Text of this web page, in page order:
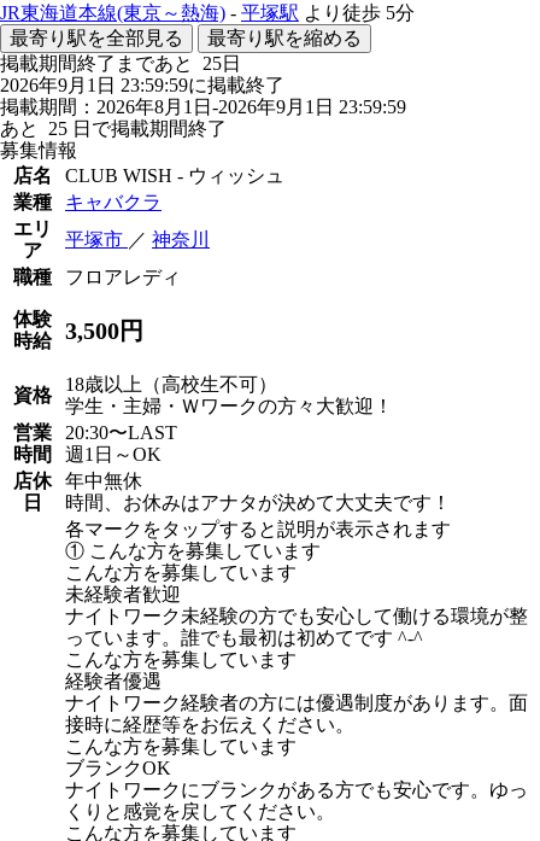
JR東海道本線(東京～熱海) - 平塚駅 より徒歩 5分
最寄り駅を全部見る
最寄り駅を縮める
掲載期間終了まであと 25日
2026年9月1日 23:59:59に掲載終了
掲載期間：2026年8月1日-2026年9月1日 23:59:59
あと 25 日で掲載期間終了
募集情報
店名
CLUB WISH - ウィッシュ
業種
キャバクラ
エリ
ア
平塚市 ／ 神奈川
職種
フロアレディ
体験
時給
3,500円
資格
18歳以上（高校生不可）
学生・主婦・Ｗワークの方々大歓迎！
営業
時間
20:30〜LAST
週1日～OK
店休
日
年中無休
時間、お休みはアナタが決めて大丈夫です！
各マークをタップすると説明が表示されます
① こんな方を募集しています
こんな方を募集しています
未経験者歓迎
ナイトワーク未経験の方でも安心して働ける環境が整
っています。誰でも最初は初めてです ^-^
こんな方を募集しています
経験者優遇
ナイトワーク経験者の方には優遇制度があります。面
接時に経歴等をお伝えください。
こんな方を募集しています
ブランクOK
ナイトワークにブランクがある方でも安心です。ゆっ
くりと感覚を戻してください。
こんな方を募集しています